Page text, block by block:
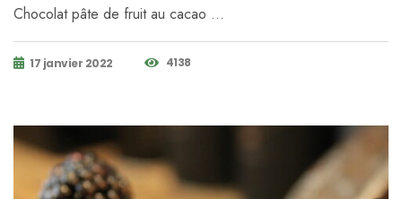
Chocolat pâte de fruit au cacao …
17 janvier 2022 4138